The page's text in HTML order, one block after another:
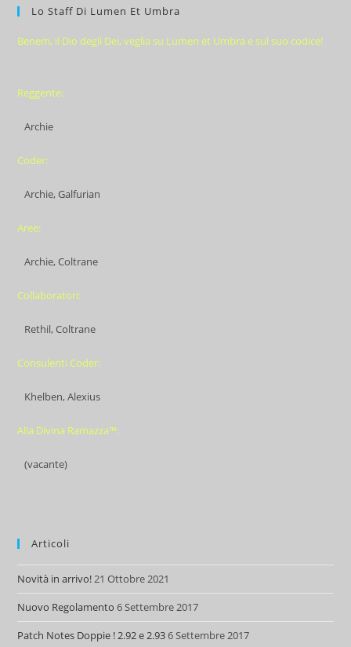
Lo Staff Di Lumen Et Umbra
Benem, il Dio degli Dei, veglia su Lumen et Umbra e sul suo codice!
Reggente:
Archie
Coder:
Archie, Galfurian
Aree:
Archie, Coltrane
Collaboratori:
Rethil, Coltrane
Consulenti Coder:
Khelben, Alexius
Alla Divina Ramazza™:
(vacante)
Articoli
Novità in arrivo!21 Ottobre 2021
Nuovo Regolamento 6 Settembre 2017
Patch Notes Doppie ! 2.92 e 2.936 Settembre 2017